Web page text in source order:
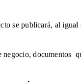
se publicará, al igual
negocio, documentos